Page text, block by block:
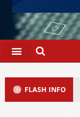
FLASH INFO